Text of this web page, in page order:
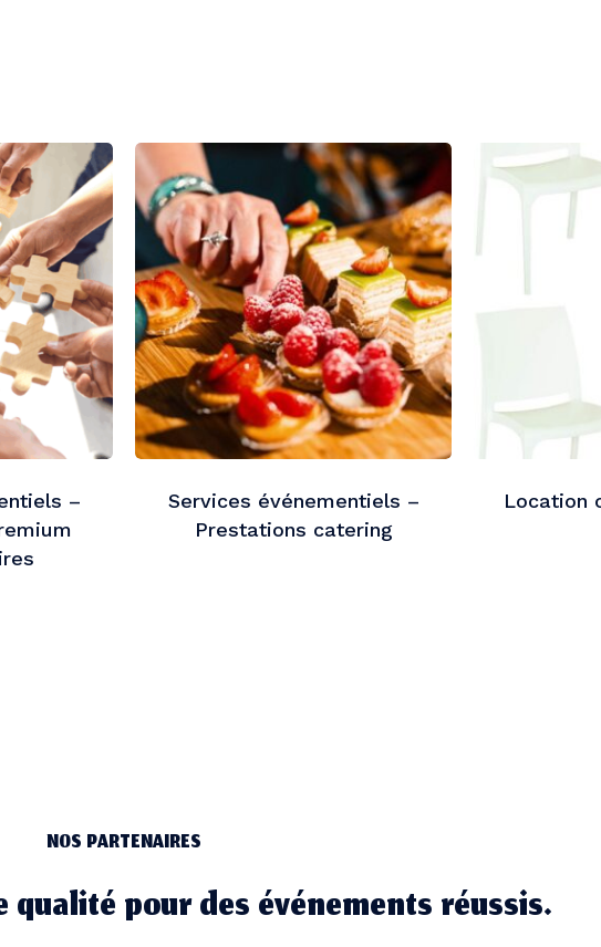
–
Services événementiels –
Prestations catering
Location
NOS PARTENAIRES
pour des événements réussis.